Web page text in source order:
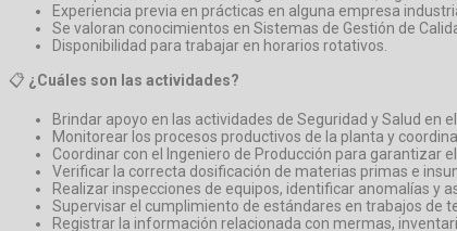
Experiencia previa en prácticas en alguna empresa
Se valoran conocimientos en Sistemas de Gestión de
Disponibilidad para trabajar en horarios rotativos.
📋 ¿Cuáles son las actividades?
Brindar apoyo en las actividades de Seguridad y Salud en
Monitorear los procesos productivos de la planta y
Coordinar con el Ingeniero de Producción para garantizar
Verificar la correcta dosificación de materias primas e
Realizar inspecciones de equipos, identificar anomalías y
Supervisar el cumplimiento de estándares en trabajos de
Registrar la información relacionada con mermas,